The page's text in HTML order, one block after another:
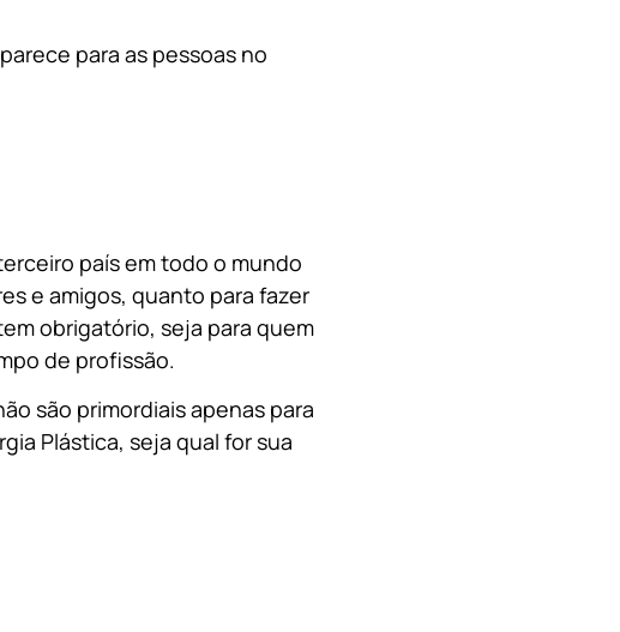
para as pessoas no
país em todo o mundo
e amigos, quanto para fazer
obrigatório, seja para quem
de profissão.
são primordiais apenas para
Plástica, seja qual for sua